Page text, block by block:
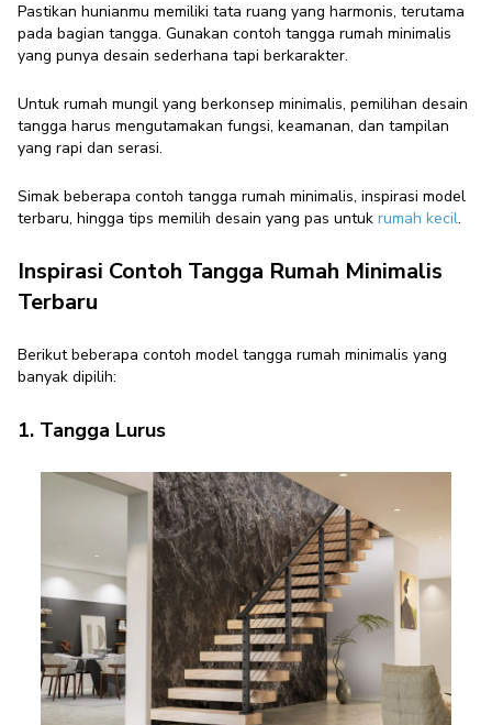
10 Contoh Tangga Rumah
Minimalis sesuai Luas Rumah
Modern Enthusiast·27 November 2025
Pastikan hunianmu memiliki tata ruang yang harmonis, terutama
pada bagian tangga. Gunakan contoh tangga rumah minimalis
yang punya desain sederhana tapi berkarakter.
Untuk rumah mungil yang berkonsep minimalis, pemilihan desain
tangga harus mengutamakan fungsi, keamanan, dan tampilan
yang rapi dan serasi.
Simak beberapa contoh tangga rumah minimalis, inspirasi model
terbaru, hingga tips memilih desain yang pas untuk rumah kecil.
Inspirasi Contoh Tangga Rumah Minimalis
Terbaru
Berikut beberapa contoh model tangga rumah minimalis yang
banyak dipilih:
1. Tangga Lurus